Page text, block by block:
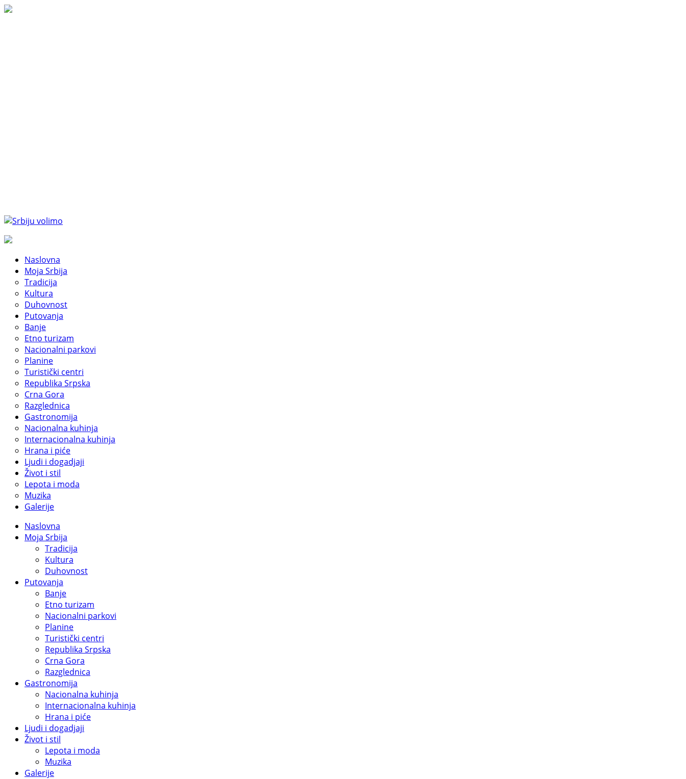
Naslovna
Moja Srbija
Tradicija
Kultura
Duhovnost
Putovanja
Banje
Etno turizam
Nacionalni parkovi
Planine
Turistički centri
Republika Srpska
Crna Gora
Razglednica
Gastronomija
Nacionalna kuhinja
Internacionalna kuhinja
Hrana i piće
Ljudi i dogadjaji
Život i stil
Lepota i moda
Muzika
Galerije
Naslovna
Moja Srbija
Tradicija
Kultura
Duhovnost
Putovanja
Banje
Etno turizam
Nacionalni parkovi
Planine
Turistički centri
Republika Srpska
Crna Gora
Razglednica
Gastronomija
Nacionalna kuhinja
Internacionalna kuhinja
Hrana i piće
Ljudi i dogadjaji
Život i stil
Lepota i moda
Muzika
Galerije